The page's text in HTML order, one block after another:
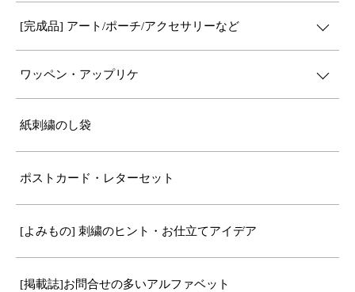
[完成品] アート/ポーチ/アクセサリーなど
ワッペン・アップリケ
紙刺繍のし袋
ポストカード・レターセット
[よみもの] 刺繍のヒント・お仕立てアイデア
[掲載誌]お問合せの多いアルファベット